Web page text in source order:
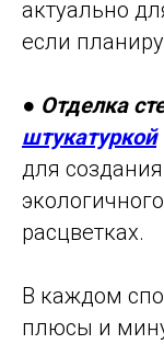
актуально
если
● Отделка
штукатуркой
для
расцветках.
В каждом
плюсы и